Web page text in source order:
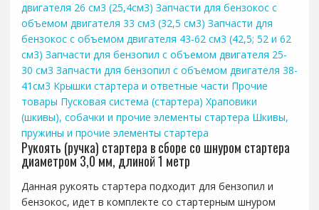
двигателя 26 см3 (25,4см3) Запчасти для бензокос с
объемом двигателя 33 см3 (32,5 см3) Запчасти для
бензокос с объемом двигателя 43-62 см3 (42,5; 52 и 62
см3) Запчасти для бензопил с объемом двигателя 25-
30 см3 Запчасти для бензопил с объемом двигателя 38-
41см3 Крышки стартера и ответные части Прочие
товары Пусковая система (стартера) Храповики
(шкивы), собачки и прочие элементы стартера Шкивы,
пружины и прочие элементы стартера
Рукоять (ручка) стартера в сборе со шнуром стартера
диаметром 3,0 мм, длиной 1 метр
Данная рукоять стартера подходит для бензопил и
бензокос, идет в комплекте со стартерным шнуром